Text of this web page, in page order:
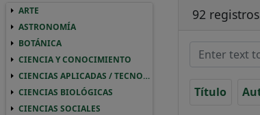
ARTE
ASTRONOMÍA
BOTÁNICA BOTANICA BOTÁNICA
CIENCIA Y CONOCIMIENTO CIENCIA Y CONOCIMIENTO
CIENCIAS APLICADAS / TECNOLOGÍA
CIENCIAS BIOLÓGICAS CIENCIAS BIOLOGICAS
CIENCIAS SOCIALES
92 registros
Título